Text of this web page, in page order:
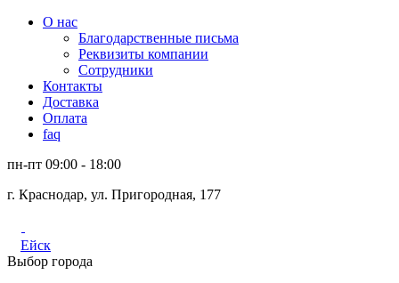
О нас
Благодарственные письма
Реквизиты компании
Сотрудники
Контакты
Доставка
Оплата
faq
пн-пт 09:00 - 18:00
г. Краснодар, ул. Пригородная, 177
Ейск
Выбор города